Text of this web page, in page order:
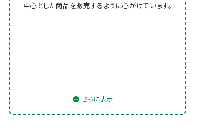
中心とした商品を販売するように心がけています。